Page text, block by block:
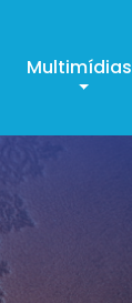
Multimídias